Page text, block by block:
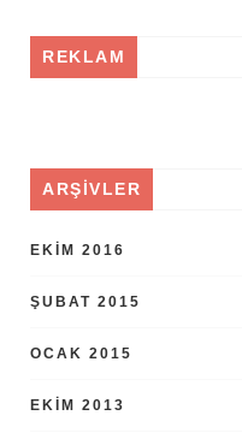
REKLAM
ARŞIVLER
EKIM 2016
ŞUBAT 2015
OCAK 2015
EKIM 2013